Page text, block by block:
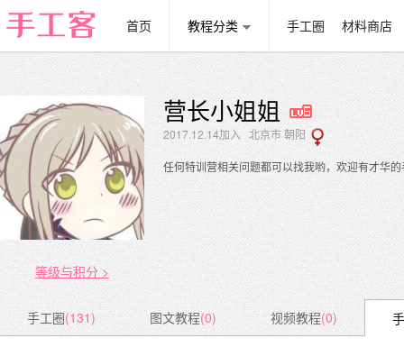
首页 教程分类 手工圈 材料商店
等级与积分 >
营长小姐姐
2017.12.14加入 北京市 朝阳
任何特训营相关问题都可以找我哟，欢迎有才华
手工圈(131) 图文教程(0) 视频教程(0)